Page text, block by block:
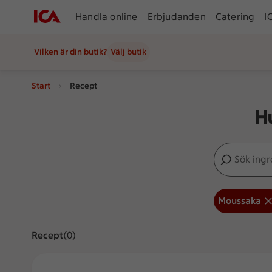
Handla online Erbjudanden Catering
Vilken är din butik? Välj butik
Start Recept
Sök
Inga förslag
Moussaka
ReceptVisar 0 stycken
(0)